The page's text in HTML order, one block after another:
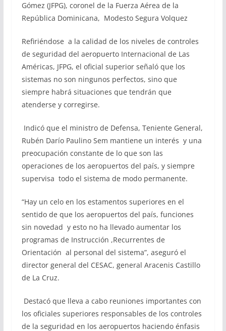
Gómez (JFPG), coronel de la Fuerza Aérea de la
República Dominicana, Modesto Segura Volquez
Refiriéndose a la calidad de los niveles de controles
de seguridad del aeropuerto Internacional de Las
Américas, JFPG, el oficial superior señaló que los
sistemas no son ningunos perfectos, sino que
siempre habrá situaciones que tendrán que
atenderse y corregirse.
Indicó que el ministro de Defensa, Teniente General,
Rubén Darío Paulino Sem mantiene un interés y una
preocupación constante de lo que son las
operaciones de los aeropuertos del país, y siempre
supervisa todo el sistema de modo permanente.
“Hay un celo en los estamentos superiores en el
sentido de que los aeropuertos del país, funciones
sin novedad y esto no ha llevado aumentar los
programas de Instrucción ,Recurrentes de
Orientación al personal del sistema”, aseguró el
director general del CESAC, general Aracenis Castillo
de La Cruz.
Destacó que lleva a cabo reuniones importantes con
los oficiales superiores responsables de los controles
de la seguridad en los aeropuertos haciendo énfasis